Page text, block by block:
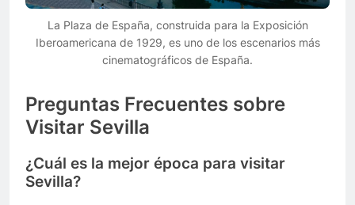
La Plaza de España, construida para la Exposición
Iberoamericana de 1929, es uno de los escenarios más
cinematográficos de España.
Preguntas Frecuentes sobre
Visitar Sevilla
¿Cuál es la mejor época para visitar
Sevilla?